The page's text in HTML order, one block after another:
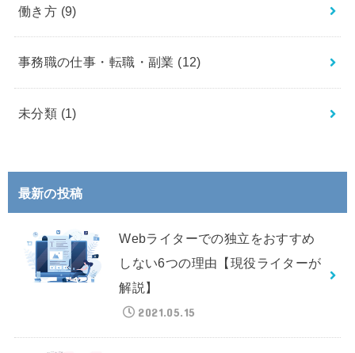
働き方 (9)
事務職の仕事・転職・副業 (12)
未分類 (1)
最新の投稿
Webライターでの独立をおすすめ
しない6つの理由【現役ライターが
解説】
2021.05.15